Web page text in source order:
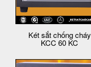
Két sắt chống cháy
KCC 60 KC